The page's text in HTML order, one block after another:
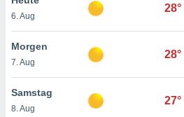
oder
Partner
es uns
das
der
Profil zu
6. Aug
28°
Morgen
7. Aug
28°
Samstag
8. Aug
27°